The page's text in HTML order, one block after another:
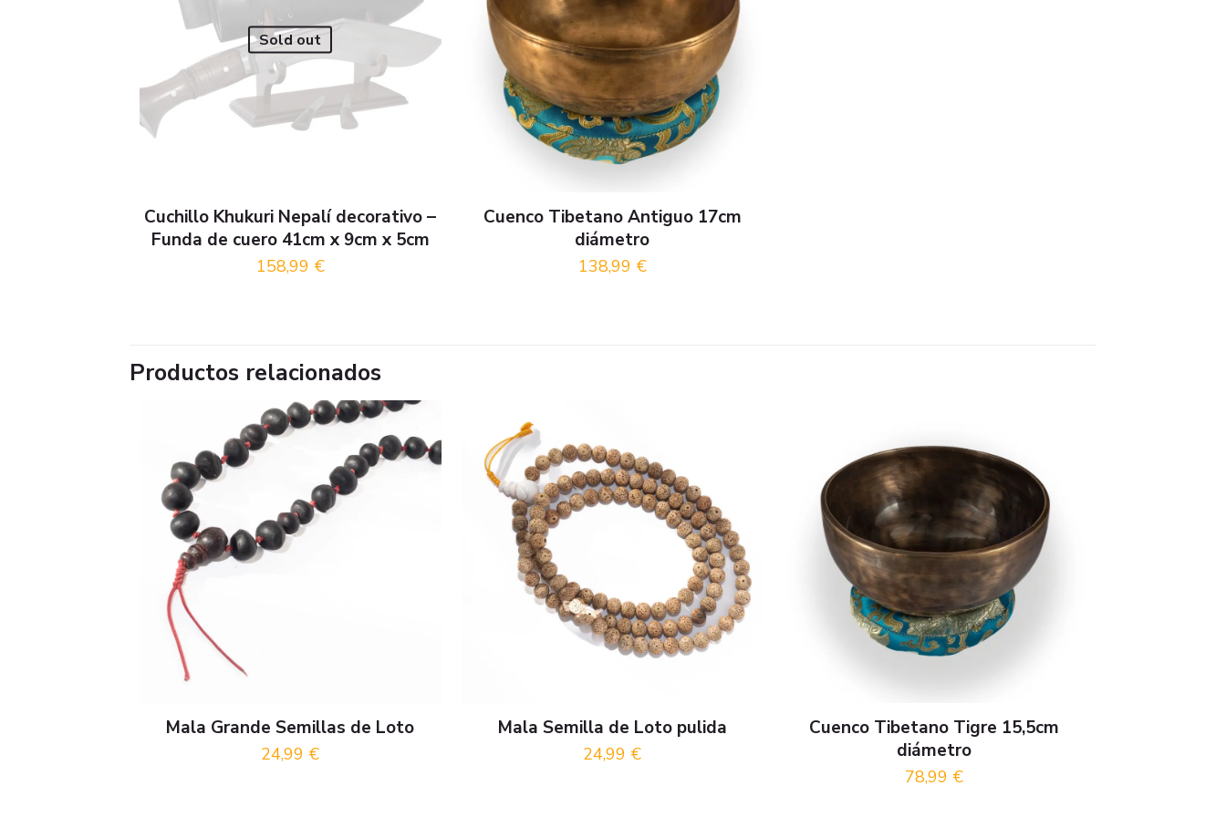
Sold out
Cuchillo Khukuri Nepalí decorativo –
Funda de cuero 41cm x 9cm x 5cm
158,99 €
Cuenco Tibetano Antiguo 17cm
diámetro
138,99 €
Productos relacionados
Mala Grande Semillas de Loto
24,99 €
Mala Semilla de Loto pulida
24,99 €
Cuenco Tibetano Tigre 15,5cm
diámetro
78,99 €